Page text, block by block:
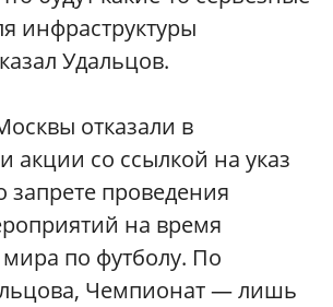
инфраструктуры
Удальцов.
отказали в
акции со ссылкой на указ
запрете проведения
на время
по футболу. По
Чемпионат — лишь